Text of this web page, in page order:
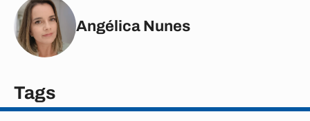
Angélica Nunes
Tags